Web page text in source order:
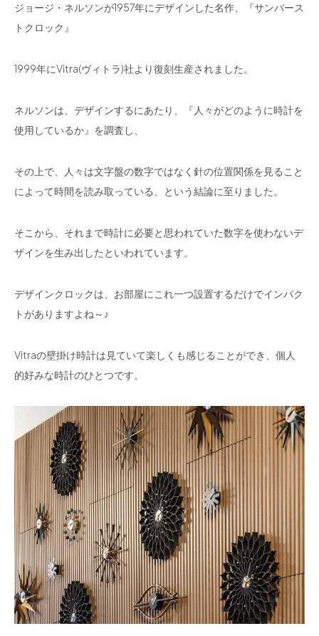
ジョージ・ネルソンが1957年にデザインした名作、『サンバース
トクロック』
1999年にVitra(ヴィトラ)社より復刻生産されました。
ネルソンは、デザインするにあたり、『人々がどのように時計を
使用しているか』を調査し、
その上で、人々は文字盤の数字ではなく針の位置関係を見ること
によって時間を読み取っている、という結論に至りました。
そこから、それまで時計に必要と思われていた数字を使わないデ
ザインを生み出したといわれています。
デザインクロックは、お部屋にこれ一つ設置するだけでインパク
トがありますよね～♪
Vitraの壁掛け時計は見ていて楽しくも感じることができ、個人
的好みな時計のひとつです。